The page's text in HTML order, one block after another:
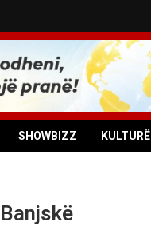
SHOWBIZZ KULTURË